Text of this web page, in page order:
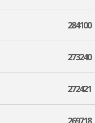
284100
273240
272421
269718